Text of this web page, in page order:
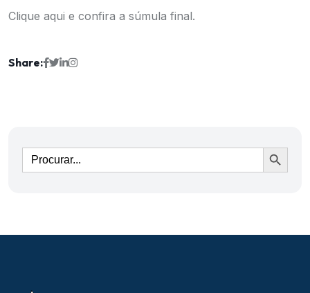
Clique aqui e confira a súmula final.
Share:
Ir